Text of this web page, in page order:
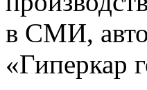
в СМИ,
«Гиперкар